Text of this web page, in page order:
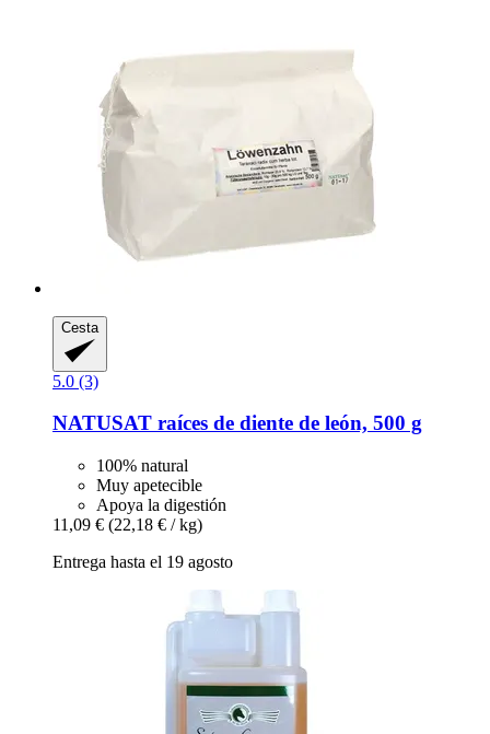
Cesta
5.0 (3)
NATUSAT raíces de diente de león, 500 g
100% natural
Muy apetecible
Apoya la digestión
11,09 € (22,18 € / kg)
Entrega hasta el 19 agosto